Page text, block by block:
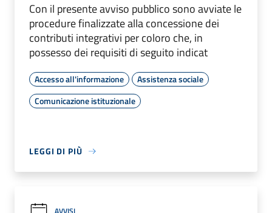
Con il presente avviso pubblico sono avviate le
procedure finalizzate alla concessione dei
contributi integrativi per coloro che, in
possesso dei requisiti di seguito indicat
Accesso all'informazione
Assistenza sociale
Comunicazione istituzionale
LEGGI DI PIÙ
AVVISI